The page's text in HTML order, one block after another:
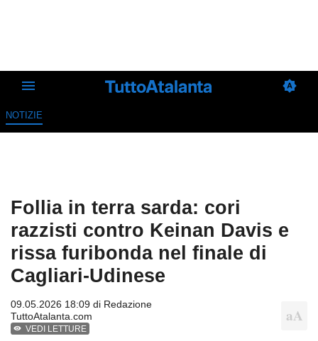
NOTIZIE
Follia in terra sarda: cori
razzisti contro Keinan Davis e
rissa furibonda nel finale di
Cagliari-Udinese
09.05.2026 18:09 di Redazione
TuttoAtalanta.com
VEDI LETTURE